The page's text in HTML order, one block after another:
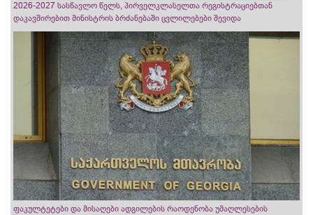
2026-2027 სასწავლო წელს, პირველკლასელთა რეგისტრაციებთან
დაკავშირებით მინისტრის ბრძანებაში ცვლილებები შევიდა
ფაკულტეტები და მისაღები ადგილების რაოდენობა უმაღლესების